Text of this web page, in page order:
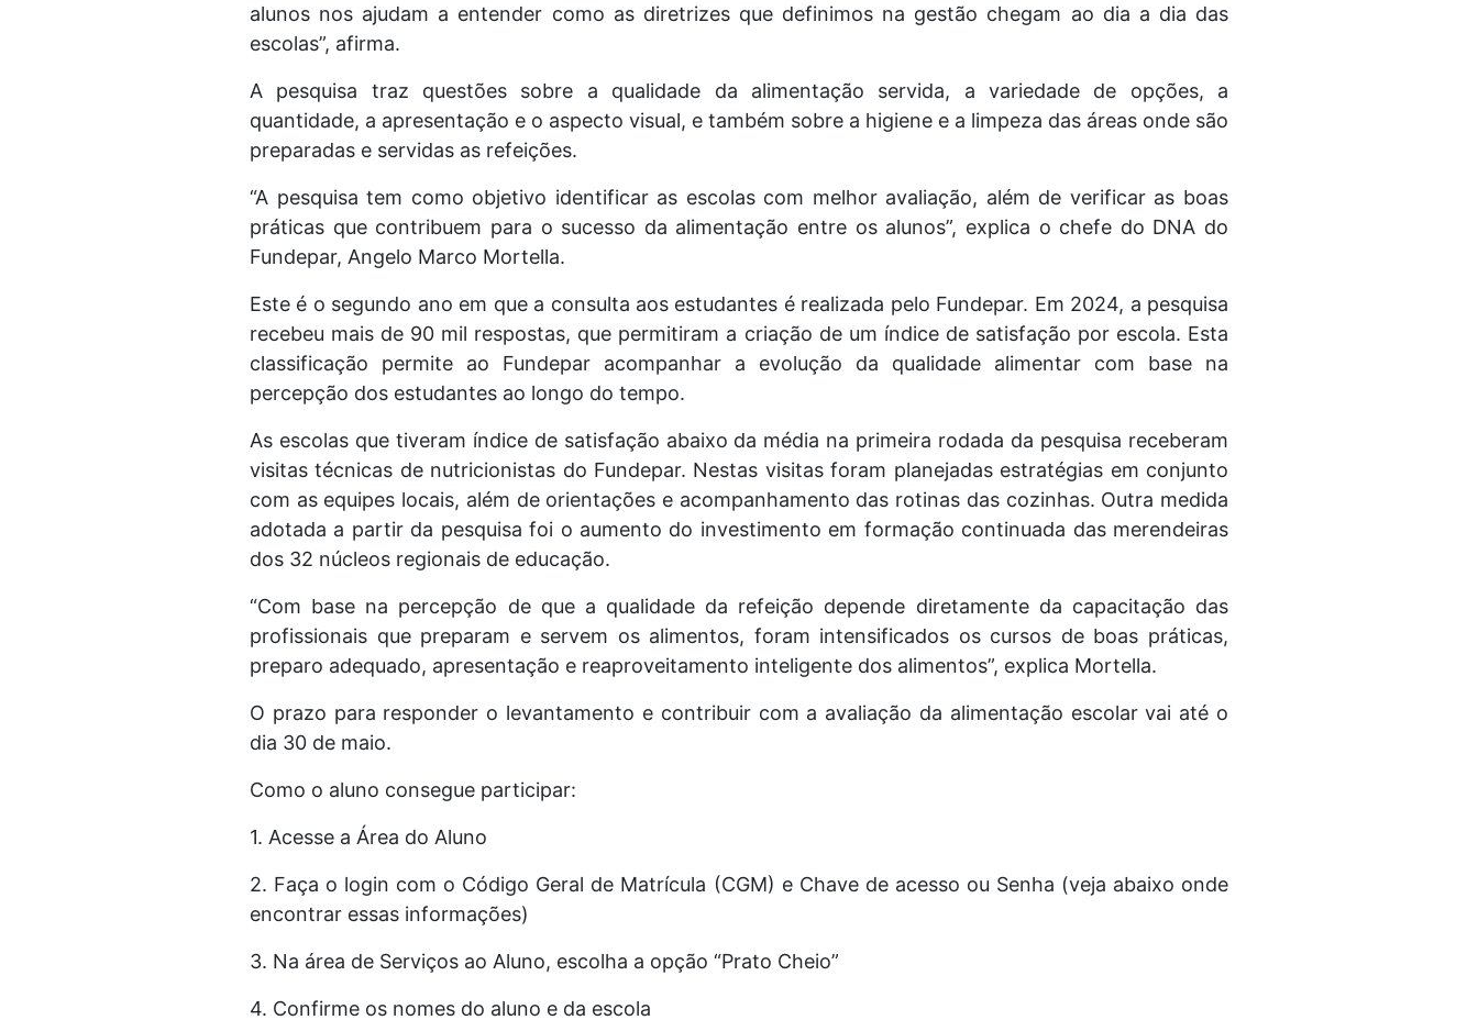
alunos nos ajudam a entender como as diretrizes que definimos na gestão chegam ao dia a dia das
escolas”, afirma.
A pesquisa traz questões sobre a qualidade da alimentação servida, a variedade de opções, a
quantidade, a apresentação e o aspecto visual, e também sobre a higiene e a limpeza das áreas onde são
preparadas e servidas as refeições.
“A pesquisa tem como objetivo identificar as escolas com melhor avaliação, além de verificar as boas
práticas que contribuem para o sucesso da alimentação entre os alunos”, explica o chefe do DNA do
Fundepar, Angelo Marco Mortella.
Este é o segundo ano em que a consulta aos estudantes é realizada pelo Fundepar. Em 2024, a pesquisa
recebeu mais de 90 mil respostas, que permitiram a criação de um índice de satisfação por escola. Esta
classificação permite ao Fundepar acompanhar a evolução da qualidade alimentar com base na
percepção dos estudantes ao longo do tempo.
As escolas que tiveram índice de satisfação abaixo da média na primeira rodada da pesquisa receberam
visitas técnicas de nutricionistas do Fundepar. Nestas visitas foram planejadas estratégias em conjunto
com as equipes locais, além de orientações e acompanhamento das rotinas das cozinhas. Outra medida
adotada a partir da pesquisa foi o aumento do investimento em formação continuada das merendeiras
dos 32 núcleos regionais de educação.
“Com base na percepção de que a qualidade da refeição depende diretamente da capacitação das
profissionais que preparam e servem os alimentos, foram intensificados os cursos de boas práticas,
preparo adequado, apresentação e reaproveitamento inteligente dos alimentos”, explica Mortella.
O prazo para responder o levantamento e contribuir com a avaliação da alimentação escolar vai até o
dia 30 de maio.
Como o aluno consegue participar:
1. Acesse a Área do Aluno
2. Faça o login com o Código Geral de Matrícula (CGM) e Chave de acesso ou Senha (veja abaixo onde
encontrar essas informações)
3. Na área de Serviços ao Aluno, escolha a opção “Prato Cheio”
4. Confirme os nomes do aluno e da escola